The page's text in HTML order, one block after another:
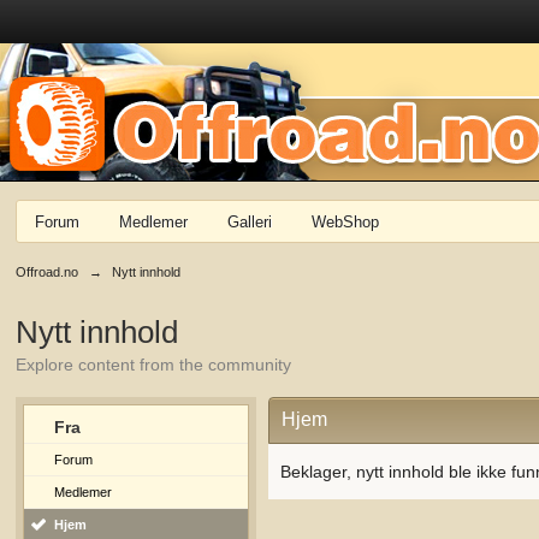
Forum Medlemer Galleri WebShop
Offroad.no → Nytt innhold
Nytt innhold
Explore content from the community
Fra
Forum
Medlemer
Hjem
Hjem
Beklager, nytt innhold ble ikke